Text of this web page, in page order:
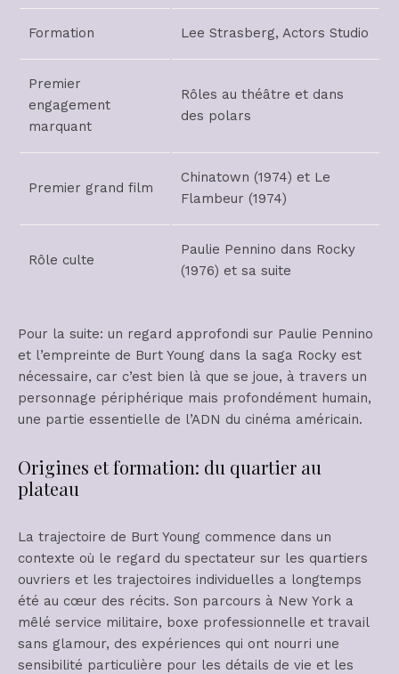
Formation Lee Strasberg, Actors Studio
Premier
engagement
marquant
Rôles au théâtre et dans
des polars
Premier grand film
Chinatown (1974) et Le
Flambeur (1974)
Rôle culte
Paulie Pennino dans Rocky
(1976) et sa suite
Pour la suite: un regard approfondi sur Paulie Pennino
et l’empreinte de Burt Young dans la saga Rocky est
nécessaire, car c’est bien là que se joue, à travers un
personnage périphérique mais profondément humain,
une partie essentielle de l’ADN du cinéma américain.
Origines et formation: du quartier au
plateau
La trajectoire de Burt Young commence dans un
contexte où le regard du spectateur sur les quartiers
ouvriers et les trajectoires individuelles a longtemps
été au cœur des récits. Son parcours à New York a
mêlé service militaire, boxe professionnelle et travail
sans glamour, des expériences qui ont nourri une
sensibilité particulière pour les détails de vie et les